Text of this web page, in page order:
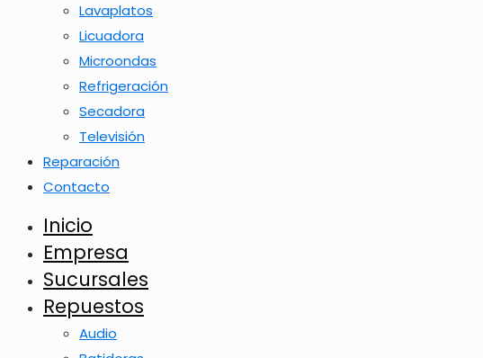
Lavaplatos
Licuadora
Microondas
Refrigeración
Secadora
Televisión
Reparación
Contacto
Inicio
Empresa
Sucursales
Repuestos
Audio